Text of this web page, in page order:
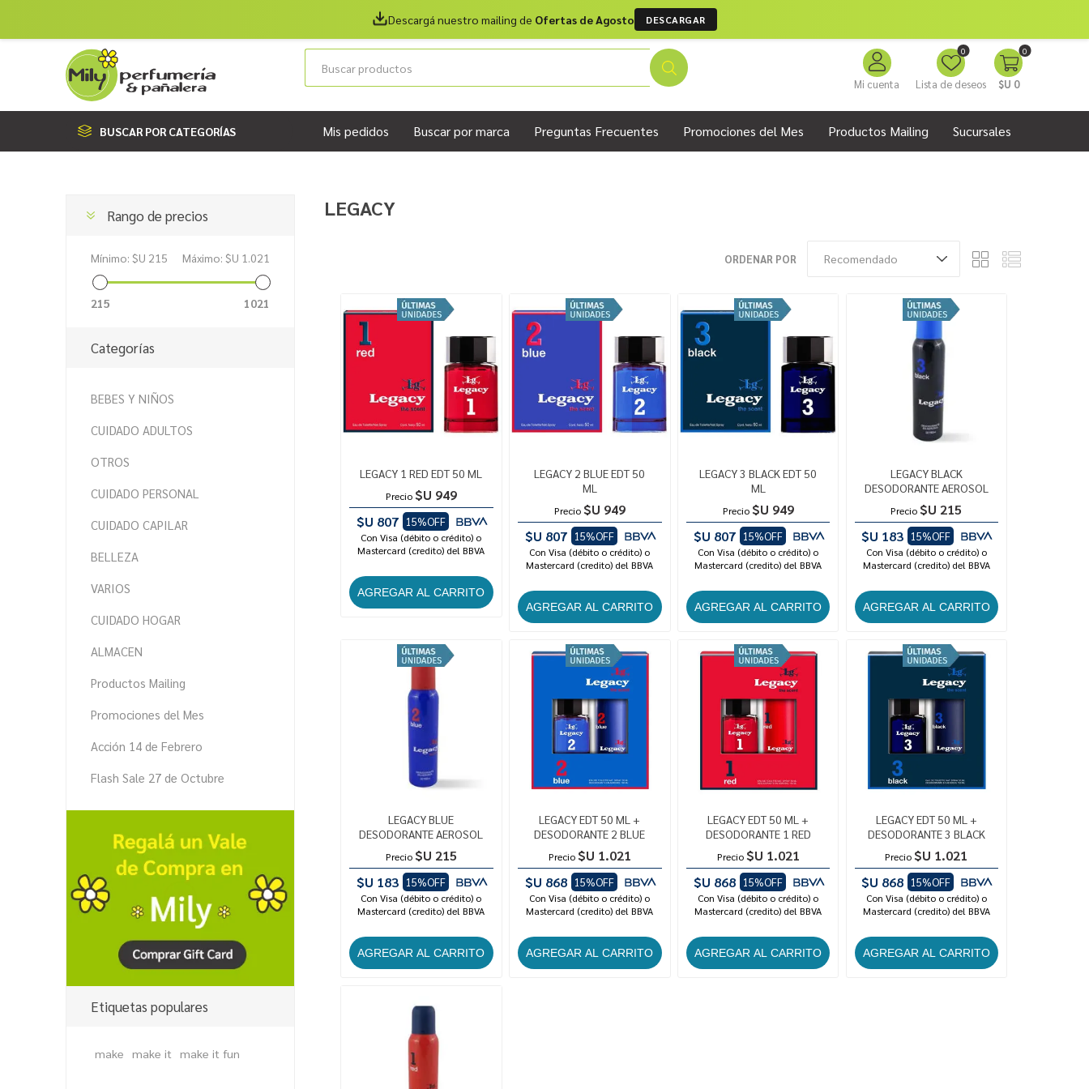
Descargá nuestro mailing de Ofertas de Agosto DESCARGAR
Mi cuenta Lista de deseos
0 0
$U 0
BUSCAR POR CATEGORÍAS Mis pedidos Buscar por marca Preguntas Frecuentes Promociones del Mes Productos Mailing Sucursales
LEGACY
ORDENAR POR
LEGACY 1 RED EDT 50 ML
Precio $U 949
$U 807
15%OFF
Con Visa (débito o crédito) o
Mastercard (credito) del BBVA
LEGACY 2 BLUE EDT 50
ML
Precio $U 949
$U 807
15%OFF
Con Visa (débito o crédito) o
Mastercard (credito) del BBVA
LEGACY 3 BLACK EDT 50
ML
Precio $U 949
$U 807
15%OFF
Con Visa (débito o crédito) o
Mastercard (credito) del BBVA
LEGACY BLACK
DESODORANTE AEROSOL
Precio $U 215
$U 183 15%OFF
Con Visa (débito o crédito) o
Mastercard (credito) del BBVA
LEGACY BLUE
DESODORANTE AEROSOL
Precio $U 215
$U 183
15%OFF
Con Visa (débito o crédito) o
Mastercard (credito) del BBVA
LEGACY EDT 50 ML +
DESODORANTE 2 BLUE
Precio $U 1.021
$U 868
15%OFF
Con Visa (débito o crédito) o
Mastercard (credito) del BBVA
LEGACY EDT 50 ML +
DESODORANTE 1 RED
Precio $U 1.021
$U 868
15%OFF
Con Visa (débito o crédito) o
Mastercard (credito) del BBVA
LEGACY EDT 50 ML +
DESODORANTE 3 BLACK
Precio $U 1.021
$U 868 15%OFF
Con Visa (débito o crédito) o
Mastercard (credito) del BBVA
Rango de precios
Mínimo: $U 215 Máximo: $U 1.021
215 1021
Categorías
BEBES Y NIÑOS
CUIDADO ADULTOS
OTROS
CUIDADO PERSONAL
CUIDADO CAPILAR
BELLEZA
VARIOS
CUIDADO HOGAR
ALMACEN
Productos Mailing
Promociones del Mes
Acción 14 de Febrero
Flash Sale 27 de Octubre
Etiquetas populares
make make it make it fun